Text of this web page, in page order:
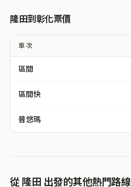
隆田到彰化票價
車次
區間
區間快
普悠瑪
從 隆田 出發的其他熱門路線